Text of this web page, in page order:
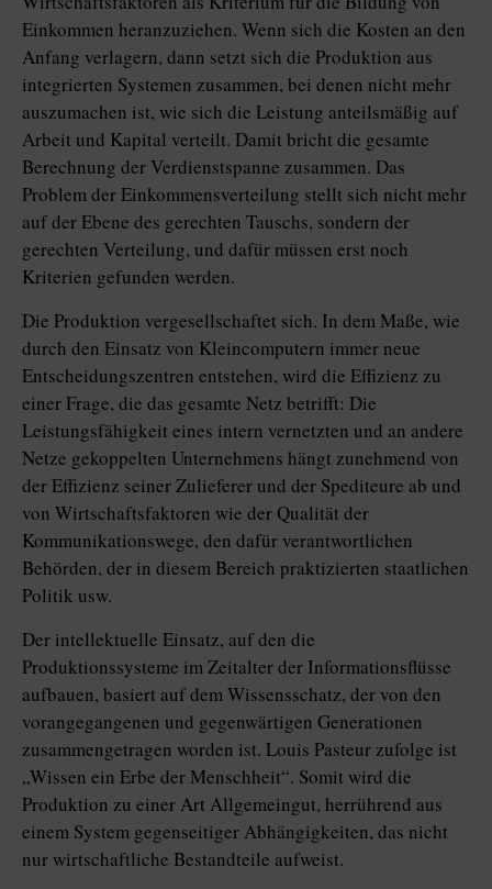
Einkommen heranzuziehen. Wenn sich die Kosten an den
Anfang verlagern, dann setzt sich die Produktion aus
integrierten Systemen zusammen, bei denen nicht mehr
auszumachen ist, wie sich die Leistung anteilsmäßig auf
Arbeit und Kapital verteilt. Damit bricht die gesamte
Berechnung der Verdienstspanne zusammen. Das
Problem der Einkommensverteilung stellt sich nicht mehr
auf der Ebene des gerechten Tauschs, sondern der
gerechten Verteilung, und dafür müssen erst noch
Kriterien gefunden werden.
Die Produktion vergesellschaftet sich. In dem Maße, wie
durch den Einsatz von Kleincomputern immer neue
Entscheidungszentren entstehen, wird die Effizienz zu
einer Frage, die das gesamte Netz betrifft: Die
Leistungsfähigkeit eines intern vernetzten und an andere
Netze gekoppelten Unternehmens hängt zunehmend von
der Effizienz seiner Zulieferer und der Spediteure ab und
von Wirtschaftsfaktoren wie der Qualität der
Kommunikationswege, den dafür verantwortlichen
Behörden, der in diesem Bereich praktizierten staatlichen
Politik usw.
Der intellektuelle Einsatz, auf den die
Produktionssysteme im Zeitalter der Informationsflüsse
aufbauen, basiert auf dem Wissensschatz, der von den
vorangegangenen und gegenwärtigen Generationen
zusammengetragen worden ist. Louis Pasteur zufolge ist
„Wissen ein Erbe der Menschheit“. Somit wird die
Produktion zu einer Art Allgemeingut, herrührend aus
einem System gegenseitiger Abhängigkeiten, das nicht
nur wirtschaftliche Bestandteile aufweist.